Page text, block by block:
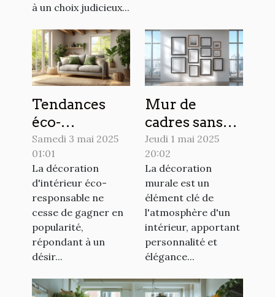
à un choix judicieux...
Tendances
éco-
responsables
en décoration
d'intérieur
pour 2023
Samedi 3 mai 2025
01:01
La décoration
d'intérieur éco-
responsable ne
cesse de gagner en
popularité,
répondant à un
désir...
Mur de
cadres sans
perçage des
alternatives
innovantes
pour votre
déco
Jeudi 1 mai 2025
20:02
La décoration
murale est un
élément clé de
l'atmosphère d'un
intérieur, apportant
personnalité et
élégance...